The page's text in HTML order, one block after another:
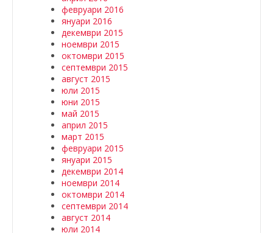
февруари 2016
януари 2016
декември 2015
ноември 2015
октомври 2015
септември 2015
август 2015
юли 2015
юни 2015
май 2015
април 2015
март 2015
февруари 2015
януари 2015
декември 2014
ноември 2014
октомври 2014
септември 2014
август 2014
юли 2014